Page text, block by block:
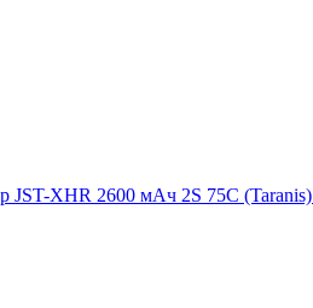
JST-XHR 2600 мАч 2S 75C (Taranis)